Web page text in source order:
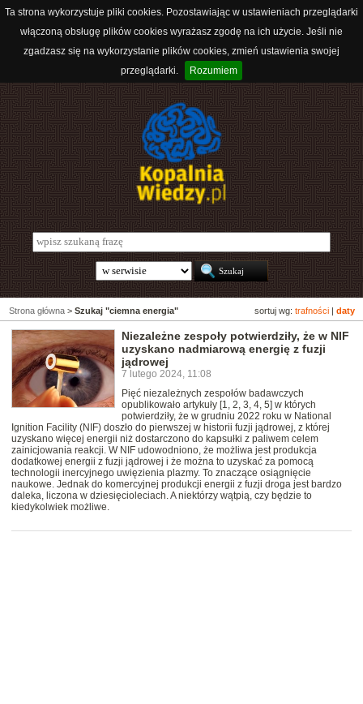
Ta strona wykorzystuje pliki cookies. Pozostawiając w ustawieniach przeglądarki
włączoną obsługę plików cookies wyrażasz zgodę na ich użycie. Jeśli nie
zgadzasz się na wykorzystanie plików cookies, zmień ustawienia swojej
przeglądarki.
Rozumiem
sortuj wg: trafności daty
Strona główna > Szukaj "ciemna energia"
Niezależne zespoły potwierdziły, że w NIF
uzyskano nadmiarową energię z fuzji
jądrowej
7 lutego 2024, 11:08
Pięć niezależnych zespołów badawczych
opublikowało artykuły [1, 2, 3, 4, 5] w których
potwierdziły, że w grudniu 2022 roku w National
Ignition Facility (NIF) doszło do pierwszej w historii fuzji jądrowej, z której
uzyskano więcej energii niż dostarczono do kapsułki z paliwem celem
zainicjowania reakcji. W NIF udowodniono, że możliwa jest produkcja
dodatkowej energii z fuzji jądrowej i że można to uzyskać za pomocą
technologii inercyjnego uwięzienia plazmy. To znaczące osiągnięcie
naukowe. Jednak do komercyjnej produkcji energii z fuzji droga jest bardzo
daleka, liczona w dziesięcioleciach. A niektórzy wątpią, czy będzie to
kiedykolwiek możliwe.